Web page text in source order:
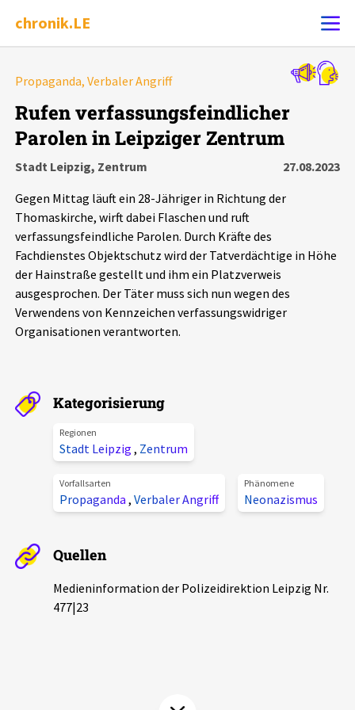
chronik.LE
Ereignis melden
Chronik
Leipziger Zustände
Schlaglichter
Phänomene
Alle Beiträge
Veranstaltungen
Pressemitteilungen
Podcasts
Projektbeschreibung
Kontakt
Spenden
chronik.LE in der Presse
Propaganda, Verbaler Angriff
Rufen verfassungsfeindlicher
Parolen in Leipziger Zentrum
Stadt Leipzig, Zentrum
27.08.2023
Gegen Mittag läuft ein 28-Jähriger in Richtung der
Thomaskirche, wirft dabei Flaschen und ruft
verfassungsfeindliche Parolen. Durch Kräfte des
Fachdienstes Objektschutz wird der Tatverdächtige in Höhe
der Hainstraße gestellt und ihm ein Platzverweis
ausgesprochen. Der Täter muss sich nun wegen des
Verwendens von Kennzeichen verfassungswidriger
Organisationen verantworten.
Kategorisierung
Regionen
Stadt Leipzig , Zentrum
Vorfallsarten
Propaganda , Verbaler Angriff
Phänomene
Neonazismus
Quellen
Medieninformation der Polizeidirektion Leipzig Nr.
477|23
Alle Ereignisse
Ereignisse
Ereignisse Statistik